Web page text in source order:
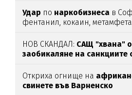
Удар по наркобизнеса в
фентанил, кокаин,
НОВ СКАНДАЛ: САЩ "хвана"
заобикаляне на санкциите
Откриха огнище на
свинете във Варненско